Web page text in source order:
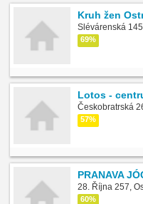
Kruh žen
Slévárenská
69%
Lotos -
Českobratrská
57%
PRANAVA
28. Října 257,
60%